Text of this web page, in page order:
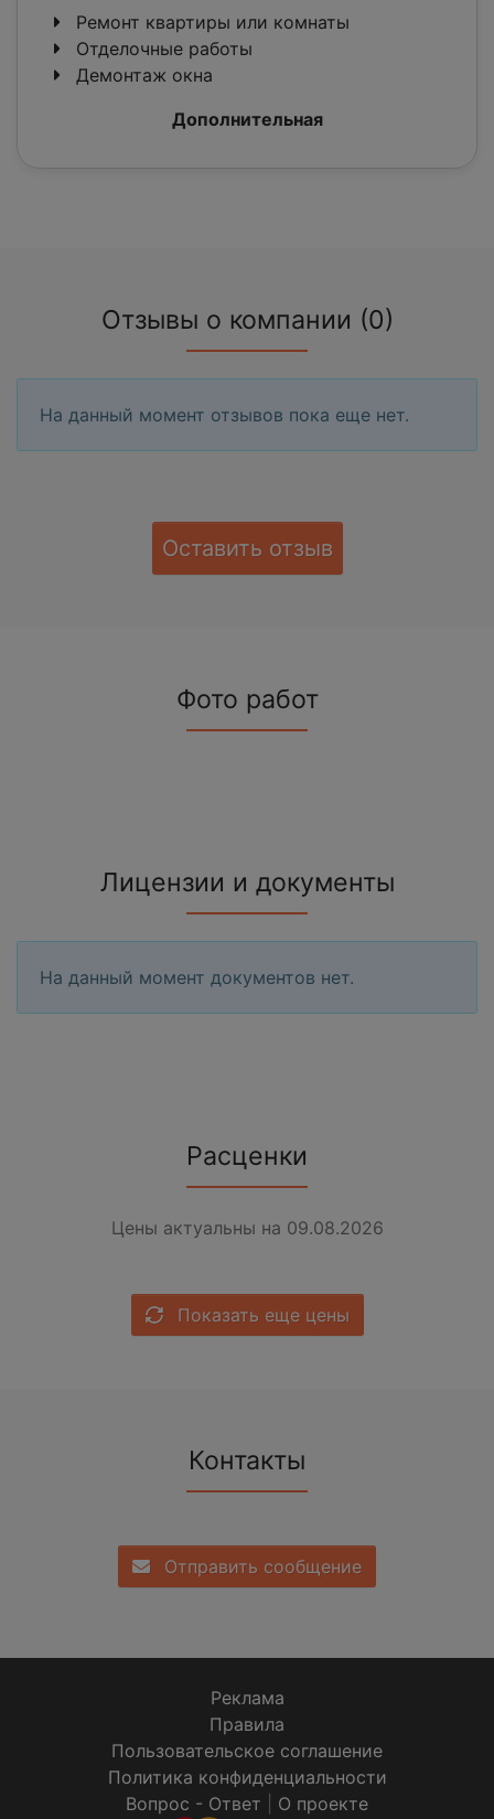
Ремонт квартиры или комнаты
Отделочные работы
Демонтаж окна
Дополнительная
Отзывы о компании (0)
На данный момент отзывов пока еще нет.
Оставить отзыв
Фото работ
Лицензии и документы
На данный момент документов нет.
Расценки
Цены актуальны на 09.08.2026
Показать еще цены
Контакты
Отправить сообщение
Реклама
Правила
Пользовательское соглашение
Политика конфиденциальности
Вопрос - Ответ
О проекте